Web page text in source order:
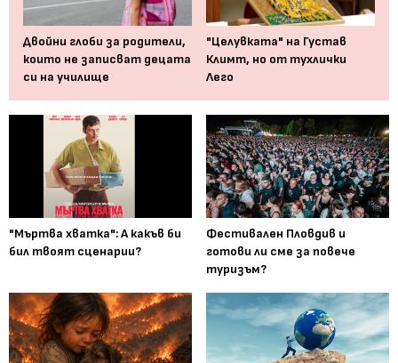
Двойни глоби за родители,
които не записват децата
си на училище
"Целувката" на Густав
Климт, но от тухлички
Лего
"Мъртва хватка": А какъв би
бил твоят сценарии?
Фестивален Пловдив и
готови ли сме за повече
туризъм?